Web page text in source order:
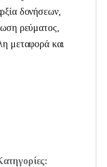
δονήσεων,
ρεύματος,
μεταφορά και